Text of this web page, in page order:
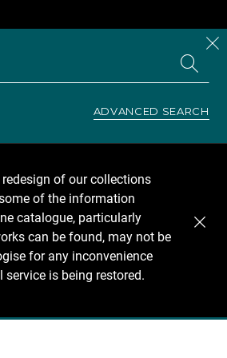
ADVANCED SEARCH
of our collections
of the information
catalogue, particularly
can be found, may not be
for any inconvenience
is being restored.